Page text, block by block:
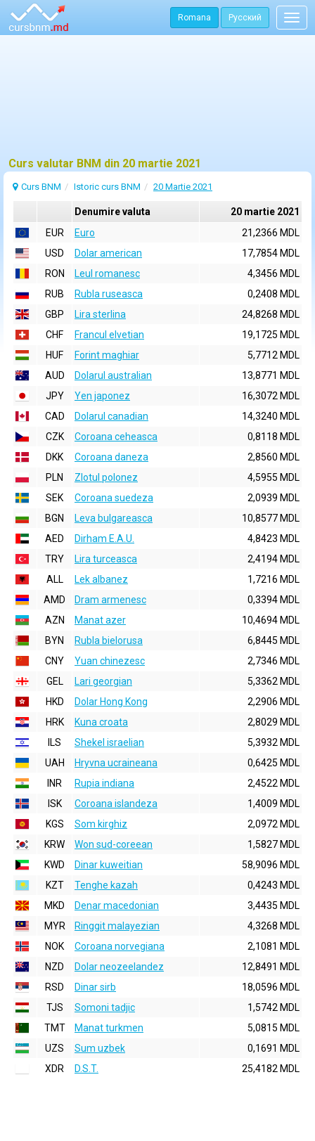
Romana Русский
Curs valutar BNM din 20 martie 2021
Curs BNM Istoric curs BNM 20 Martie 2021
Denumire valuta
20 martie 2021
EUR
Euro
21,2366 MDL
USD
Dolar american
17,7854 MDL
RON
Leul romanesc
4,3456 MDL
RUB
Rubla ruseasca
0,2408 MDL
GBP
Lira sterlina
24,8268 MDL
CHF
Francul elvetian
19,1725 MDL
HUF
Forint maghiar
5,7712 MDL
AUD
Dolarul australian
13,8771 MDL
JPY
Yen japonez
16,3072 MDL
CAD
Dolarul canadian
14,3240 MDL
CZK
Coroana ceheasca
0,8118 MDL
DKK
Coroana daneza
2,8560 MDL
PLN
Zlotul polonez
4,5955 MDL
SEK
Coroana suedeza
2,0939 MDL
BGN
Leva bulgareasca
10,8577 MDL
AED
Dirham E.A.U.
4,8423 MDL
TRY
Lira turceasca
2,4194 MDL
ALL
Lek albanez
1,7216 MDL
AMD
Dram armenesc
0,3394 MDL
AZN
Manat azer
10,4694 MDL
BYN
Rubla bielorusa
6,8445 MDL
CNY
Yuan chinezesc
2,7346 MDL
GEL
Lari georgian
5,3362 MDL
HKD
Dolar Hong Kong
2,2906 MDL
HRK
Kuna croata
2,8029 MDL
ILS
Shekel israelian
5,3932 MDL
UAH
Hryvna ucraineana
0,6425 MDL
INR
Rupia indiana
2,4522 MDL
ISK
Coroana islandeza
1,4009 MDL
KGS
Som kirghiz
2,0972 MDL
KRW
Won sud-coreean
1,5827 MDL
KWD
Dinar kuweitian
58,9096 MDL
KZT
Tenghe kazah
0,4243 MDL
MKD
Denar macedonian
3,4435 MDL
MYR
Ringgit malayezian
4,3268 MDL
NOK
Coroana norvegiana
2,1081 MDL
NZD
Dolar neozeelandez
12,8491 MDL
RSD
Dinar sirb
18,0596 MDL
TJS
Somoni tadjic
1,5742 MDL
TMT
Manat turkmen
5,0815 MDL
UZS
Sum uzbek
0,1691 MDL
XDR
D.S.T. 25,4182 MDL